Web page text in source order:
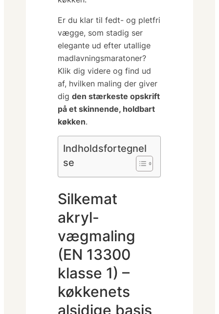
Er du klar tilfedt- og pletfri
vægge, som stadig ser
elegante ud efter utallige
madlavningsmaratoner?
Klik dig videre og find ud
af, hvilken maling der giver
digden stærkeste opskrift
på et skinnende, holdbart
køkken.
Indholdsfortegnel
se
Silkemat
akryl-
vægmaling
(EN 13300
klasse 1) –
køkkenets
alsidige basis